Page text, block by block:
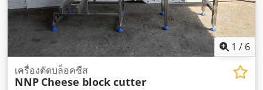
1 / 6
เครื่องตัดบล็อคชีส
NNP Cheese block cutter